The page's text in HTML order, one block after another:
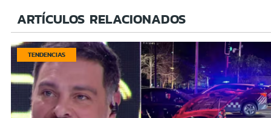
ARTÍCULOS RELACIONADOS
TENDENCIAS